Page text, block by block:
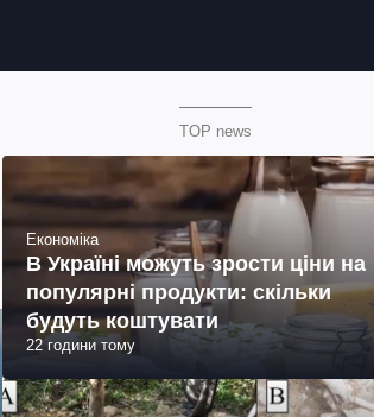
TOP news
Економіка
В Україні можуть зрости ціни на
популярні продукти: скільки
будуть коштувати
22 години тому